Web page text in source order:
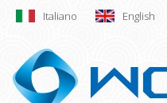
Italiano English